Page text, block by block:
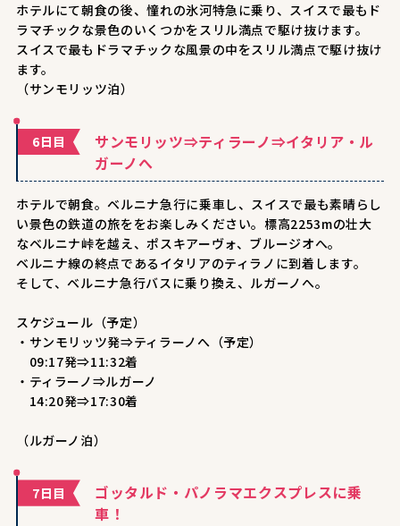
ホテルにて朝食の後、憧れの氷河特急に乗り、スイスで最もド
ラマチックな景色のいくつかをスリル満点で駆け抜けます。
スイスで最もドラマチックな風景の中をスリル満点で駆け抜け
ます。
（サンモリッツ泊）
6日目
サンモリッツ⇒ティラーノ⇒イタリア・ル
ガーノへ
ホテルで朝食。ベルニナ急行に乗車し、スイスで最も素晴らし
い景色の鉄道の旅ををお楽しみください。標高2253mの壮大
なベルニナ峠を越え、ポスキアーヴォ、ブルージオへ。
ベルニナ線の終点であるイタリアのティラノに到着します。
そして、ベルニナ急行バスに乗り換え、ルガーノへ。
スケジュール（予定）
・サンモリッツ発⇒ティラーノへ（予定）
09:17発⇒11:32着
・ティラーノ⇒ルガーノ
14:20発⇒17:30着
（ルガーノ泊）
7日目
ゴッタルド・パノラマエクスプレスに乗
車！